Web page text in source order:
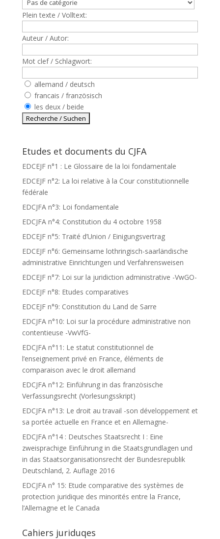
Plein texte / Volltext:
Auteur / Autor:
Mot clef / Schlagwort:
allemand / deutsch
francais / französisch
les deux / beide
Etudes et documents du CJFA
EDCEJF n°1 : Le Glossaire de la loi fondamentale
EDCEJF n°2: La loi relative à la Cour constitutionnelle
fédérale
EDCJFA n°3: Loi fondamentale
EDCJFA n°4: Constitution du 4 octobre 1958
EDCEJF n°5: Traité d’Union / Einigungsvertrag
EDCEJF n°6: Gemeinsame lothringisch-saarländische
administrative Einrichtungen und Verfahrensweisen
EDCEJF n°7: Loi sur la juridiction administrative -VwGO-
EDCEJF n°8: Etudes comparatives
EDCEJF n°9: Constitution du Land de Sarre
EDCJFA n°10: Loi sur la procédure administrative non
contentieuse -VwVfG-
EDCJFA n°11: Le statut constitutionnel de
l’enseignement privé en France, éléments de
comparaison avec le droit allemand
EDCJFA n°12: Einführung in das französische
Verfassungsrecht (Vorlesungsskript)
EDCJFA n°13: Le droit au travail -son développement et
sa portée actuelle en France et en Allemagne-
EDCJFA n°14 : Deutsches Staatsrecht I : Eine
zweisprachige Einführung in die Staatsgrundlagen und
in das Staatsorganisationsrecht der Bundesrepublik
Deutschland, 2. Auflage 2016
EDCJFA n° 15: Etude comparative des systèmes de
protection juridique des minorités entre la France,
l’Allemagne et le Canada
Cahiers juriduqes